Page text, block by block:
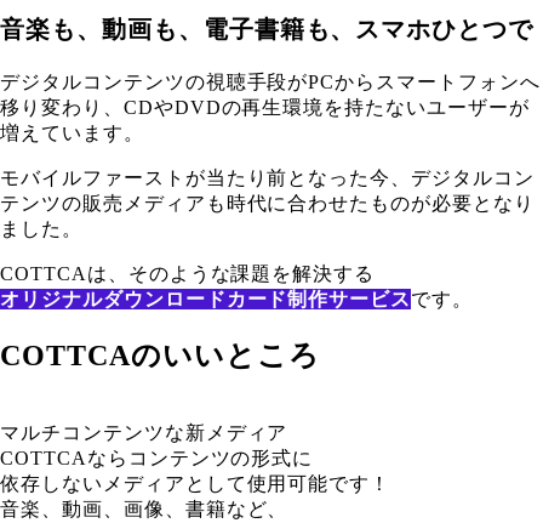
音楽も、動画も、電子書籍も、スマホひとつで
デジタルコンテンツの視聴手段がPCからスマートフォンへ
移り変わり、CDやDVDの再生環境を持たないユーザーが
増えています。
モバイルファーストが当たり前となった今、デジタルコン
テンツの販売メディアも時代に合わせたものが必要となり
ました。
COTTCAは、そのような課題を解決する
オリジナルダウンロードカード制作サービスです。
COTTCAのいいところ
マルチコンテンツな新メディア
COTTCAならコンテンツの形式に
依存しないメディアとして使用可能です！
音楽、動画、画像、書籍など、